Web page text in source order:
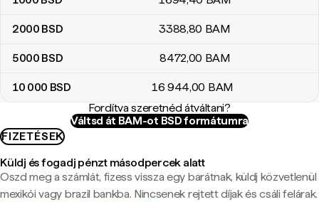
2000 BSD 3388,80 BAM
5000 BSD 8472,00 BAM
10 000 BSD 16 944,00 BAM
Fordítva szeretnéd átváltani?
Váltsd át BAM-ot BSD formátumra
FIZETÉSEK
Küldj és fogadj pénzt másodpercek alatt
Oszd meg a számlát, fizess vissza egy barátnak, küldj közvetlenül
mexikói vagy brazil bankba. Nincsenek rejtett díjak és csáli felárak.